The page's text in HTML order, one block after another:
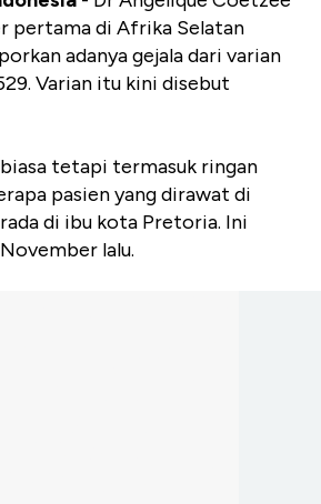
pertama di Afrika Selatan
adanya gejala dari varian
Varian itu kini disebut
tetapi termasuk ringan
pasien yang dirawat di
di ibu kota Pretoria. Ini
lalu.